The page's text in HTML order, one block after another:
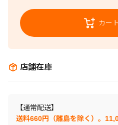
カー
店舗在庫
【通常配送】
送料660円（離島を除く）。